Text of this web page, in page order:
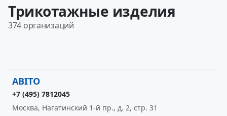
Трикотажные изделия
374 организаций
ABITO
+7 (495) 7812045
Москва, Нагатинский 1-й пр., д. 2, стр. 31